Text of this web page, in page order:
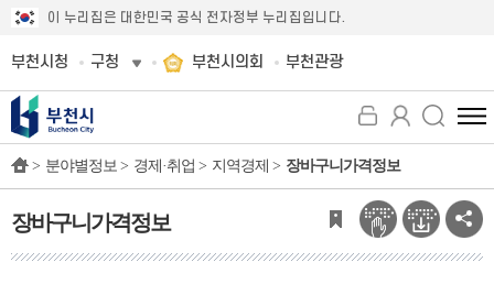
이 누리집은 대한민국 공식 전자정부 누리집입니다.
부천시청 구청 부천시의회 부천관광
전
체
뉴
보
기
> 분야별정보 > 경제·취업 > 지역경제 > 장바구니가격정보
장바구니가격정보